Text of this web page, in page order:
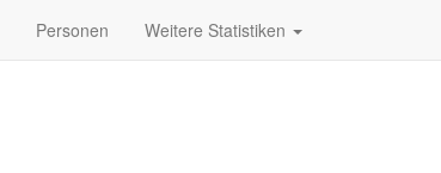
Personen Weitere Statistiken